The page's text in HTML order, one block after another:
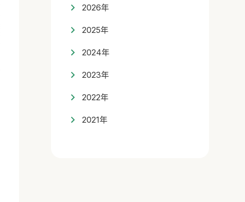
2026年
2025年
2024年
2023年
2022年
2021年